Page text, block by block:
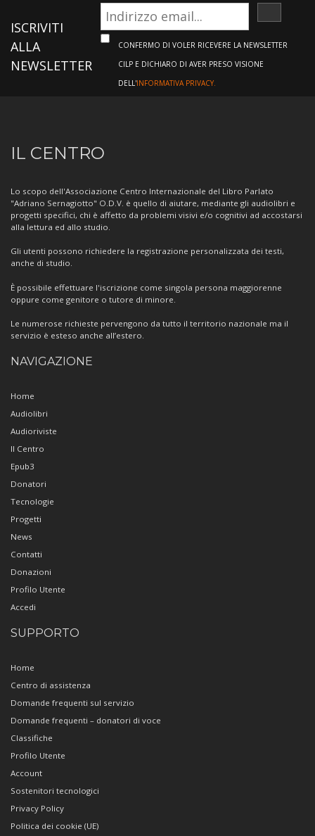
ISCRIVITI
ALLA
NEWSLETTER
CONFERMO DI VOLER RICEVERE LA NEWSLETTER
CILP E DICHIARO DI AVER PRESO VISIONE
DELL'INFORMATIVA PRIVACY.
Informazioni
sul
Centro
IL CENTRO
Lo scopo dell'Associazione Centro Internazionale del Libro Parlato
"Adriano Sernagiotto" O.D.V. è quello di aiutare, mediante gli audiolibri e
progetti specifici, chi è affetto da problemi visivi e/o cognitivi ad accostarsi
alla lettura ed allo studio.
Gli utenti possono richiedere la registrazione personalizzata dei testi,
anche di studio.
È possibile effettuare l'iscrizione come singola persona maggiorenne
oppure come genitore o tutore di minore.
Le numerose richieste pervengono da tutto il territorio nazionale ma il
servizio è esteso anche all’estero.
NAVIGAZIONE
Home
Audiolibri
Audioriviste
Il Centro
Epub3
Donatori
Tecnologie
Progetti
News
Contatti
Donazioni
Profilo Utente
Accedi
SUPPORTO
Home
Centro di assistenza
Domande frequenti sul servizio
Domande frequenti – donatori di voce
Classifiche
Profilo Utente
Account
Sostenitori tecnologici
Privacy Policy
Politica dei cookie (UE)